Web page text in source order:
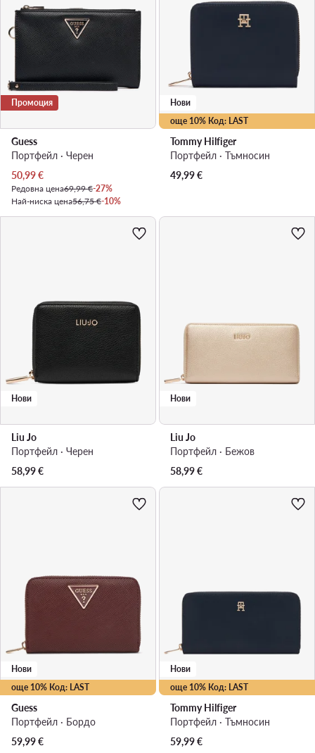
Промоция
Guess
Портфейл · Черен
Актуална цена
50,99€
Редовна цена69,99 €-27%
Най-ниска цена56,75 €-10%
още 10% Код: LAST
Нови
Tommy Hilfiger
Портфейл · Тъмносин
49,99€
Нови
Liu Jo
Портфейл · Черен
58,99€
Нови
Liu Jo
Портфейл · Бежов
58,99€
още 10% Код: LAST
Нови
Guess
Портфейл · Бордо
59,99€
още 10% Код: LAST
Нови
Tommy Hilfiger
Портфейл · Тъмносин
59,99€